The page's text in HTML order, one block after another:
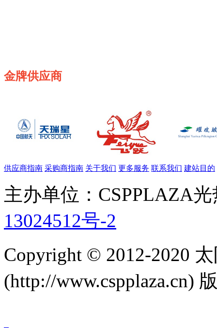
金牌供应商
供应商指南 采购商指南 关于我们 更多服务 联系我们 建站目的
主办单位：CSPPLAZA
13024512号-2
Copyright © 2012-2020
(http://www.cspplaza.cn)